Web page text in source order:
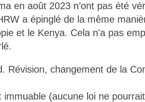
en août 2023 n’ont pas été
a épinglé de la même
et le Kenya. Cela n'a pas
Révision, changement de la
immuable (aucune loi ne